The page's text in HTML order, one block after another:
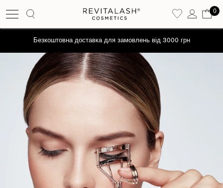
0
Безкоштовна доставка для замовлень від 3000 грн